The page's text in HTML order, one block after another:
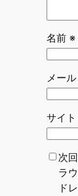
名前 ※
メール
サイト
次
ラ
ド